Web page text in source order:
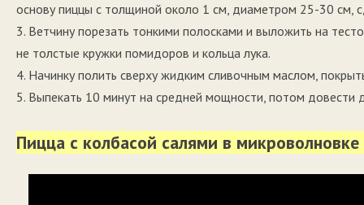
основу пиццы с толщиной около 1 см, диаметром 25-30 см,
3. Ветчину порезать тонкими полосками и выложить на
не толстые кружки помидоров и кольца лука.
4. Начинку полить сверху жидким сливочным маслом,
5. Выпекать 10 минут на средней мощности, потом
Пицца с колбасой салями в